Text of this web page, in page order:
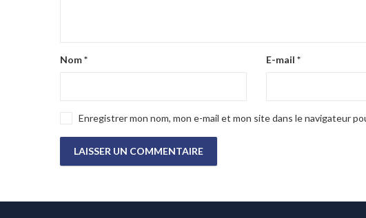
Nom* E-mail*
Enregistrer mon nom, mon e-mail et mon site dans le navigateur